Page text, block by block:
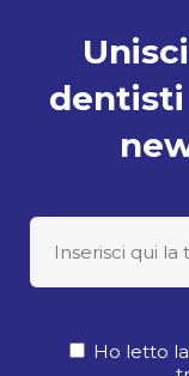
dentisti
Ho letto